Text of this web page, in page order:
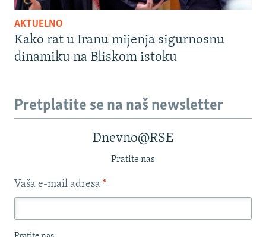
AKTUELNO
Kako rat u Iranu mijenja sigurnosnu
dinamiku na Bliskom istoku
Pretplatite se na naš newsletter
Dnevno@RSE
Pratite nas
Vaša e-mail adresa *